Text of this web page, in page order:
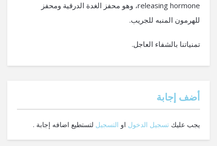
releasing hormone، وهو محفز الغدة الدرقية ومحفز
للهرمون المنبه للجريب.
تمنياتنا بالشفاء العاجل.
‫أضف إجابة
يجب عليك تسجيل الدخول او التسجيل لتستطيع اضافه إجابة .